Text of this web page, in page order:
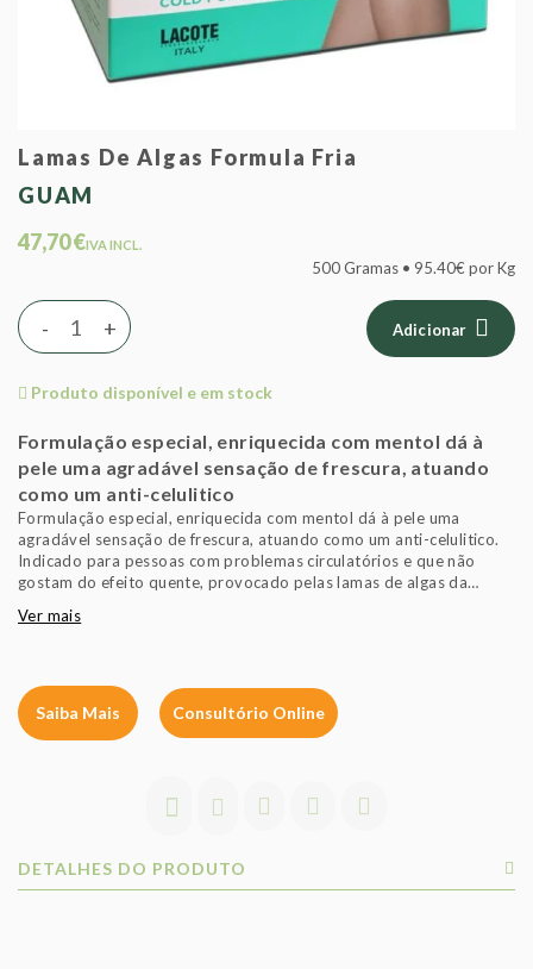
Lamas De Algas Formula Fria
GUAM
47,70 €IVA INCL.
500 Gramas • 95.40€ por Kg
+
- Adicionar
Produto disponível e em stock
Formulação especial, enriquecida com mentol dá à
pele uma agradável sensação de frescura, atuando
como um anti-celulitico
Formulação especial, enriquecida com mentol dá à pele uma
agradável sensação de frescura, atuando como um anti-celulitico.
Indicado para pessoas com problemas circulatórios e que não
gostam do efeito quente, provocado pelas lamas de algas da
Ver mais
Saiba Mais Consultório Online
DETALHES DO PRODUTO